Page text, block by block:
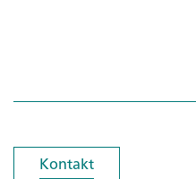
Kontakt
Kontakt